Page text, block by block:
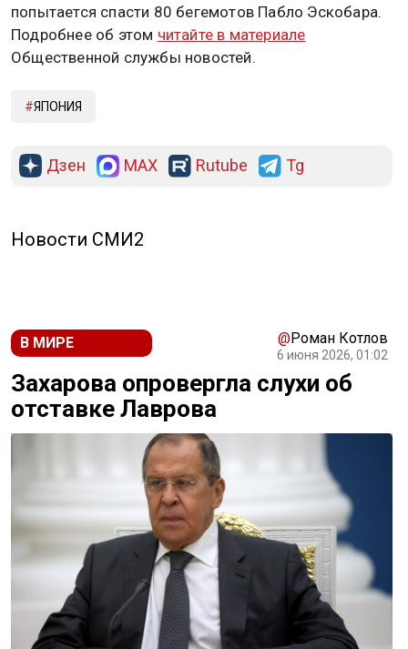
попытается спасти 80 бегемотов Пабло Эскобара.
Подробнее об этом читайте в материале
Общественной службы новостей.
ЯПОНИЯ
Дзен MAX Rutube Tg
Новости СМИ2
В МИРЕ @Роман Котлов
6 июня 2026, 01:02
Захарова опровергла слухи об
отставке Лаврова